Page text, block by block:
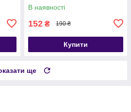
В наявності
152 ₴ 190 ₴
Купити
ще